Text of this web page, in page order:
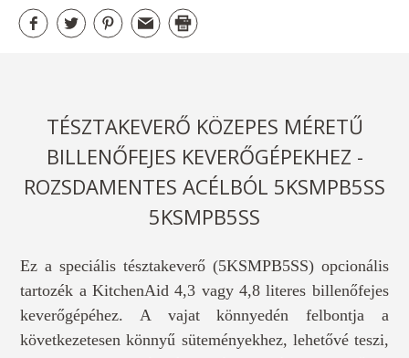
TÉSZTAKEVERŐ KÖZEPES MÉRETŰ
BILLENŐFEJES KEVERŐGÉPEKHEZ -
ROZSDAMENTES ACÉLBÓL 5KSMPB5SS
5KSMPB5SS
Ez a speciális tésztakeverő (5KSMPB5SS) opcionális
tartozék a KitchenAid 4,3 vagy 4,8 literes billenőfejes
keverőgépéhez. A vajat könnyedén felbontja a
következetesen könnyű süteményekhez, lehetővé teszi,